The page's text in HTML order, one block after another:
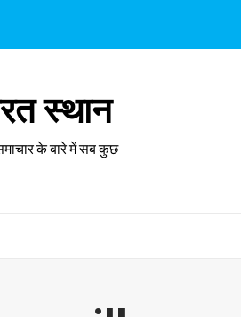
स्थान
के बारे में सब कुछ